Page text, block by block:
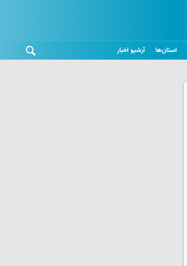
استان‌ها آرشیو اخبار